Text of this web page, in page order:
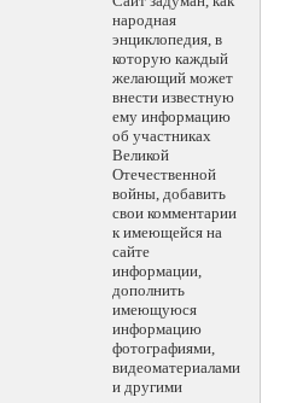
народная
энциклопедия, в
которую каждый
желающий может
внести известную
ему информацию
об участниках
Великой
Отечественной
войны, добавить
свои комментарии
к имеющейся на
сайте
информации,
дополнить
имеющуюся
информацию
фотографиями,
видеоматериалами
и другими